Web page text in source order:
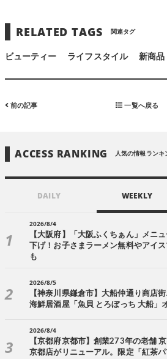
RELATED TAGS 関連タグ
ビューティー ライフスタイル 新商品
前の記事 一覧へ戻る
ACCESS RANKING 人気の情報ランキ
DAILY WEEKLY
2026/8/4
【大阪府】「大阪ふくちぁん」メニ
下げ！お子さまラーメン無料やアイ
も
2026/8/5
【神奈川県鎌倉市】大船仲通り商店街
海鮮居酒屋「魚貝 とろぼっち 大船」
2026/8/4
【京都府京都市】創業273年の老舗
京都店がリニューアル。限定「紅茶